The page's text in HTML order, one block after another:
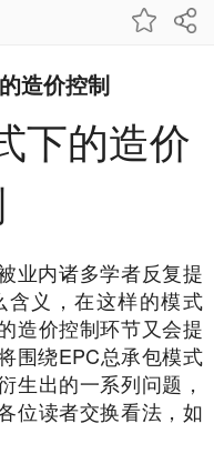
造价控制
下的造价
业内诸多学者反复提
含义，在这样的模式
造价控制环节又会提
围绕EPC总承包模式
生出的一系列问题，
位读者交换看法，如